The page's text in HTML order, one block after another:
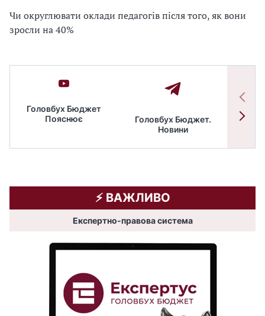
Чи округлювати оклади педагогів після того, як вони
зросли на 40%
Головбух Бюджет
Пояснює
Головбух Бюджет.
Новини
⚡️ ВАЖЛИВО
Експертно-правова система